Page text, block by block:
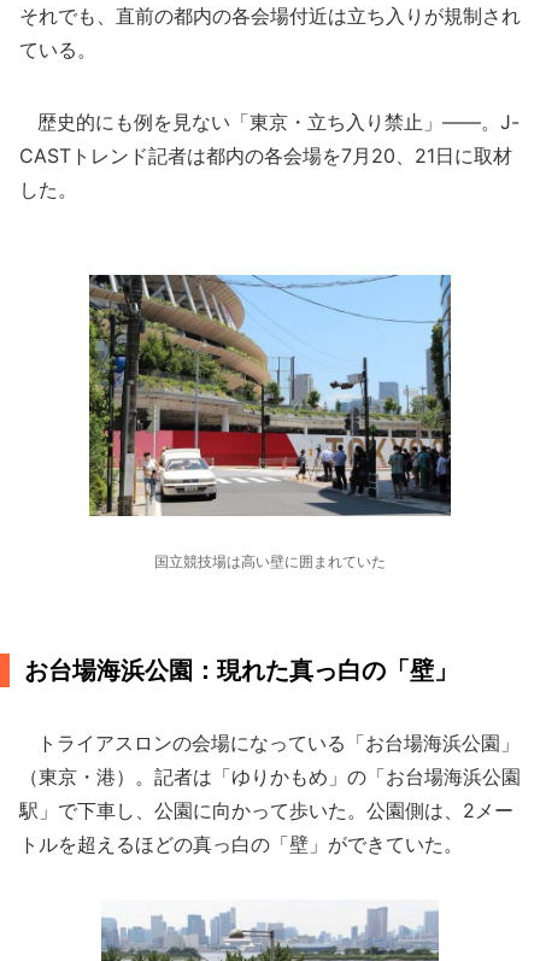
それでも、直前の都内の各会場付近は立ち入りが規制され
ている。
歴史的にも例を見ない「東京・立ち入り禁止」――。J-
CASTトレンド記者は都内の各会場を7月20、21日に取材
した。
国立競技場は高い壁に囲まれていた
お台場海浜公園：現れた真っ白の「壁」
トライアスロンの会場になっている「お台場海浜公園」
（東京・港）。記者は「ゆりかもめ」の「お台場海浜公園
駅」で下車し、公園に向かって歩いた。公園側は、2メー
トルを超えるほどの真っ白の「壁」ができていた。